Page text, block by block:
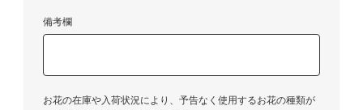
備考欄
お花の在庫や入荷状況により、予告なく使用するお花の種類が